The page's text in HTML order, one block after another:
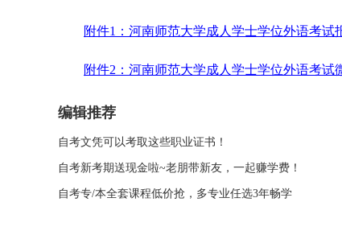
附件1：河南师范大学成人学士学位外语考试
附件2：河南师范大学成人学士学位外语考试
编辑推荐
自考文凭可以考取这些职业证书！
自考新考期送现金啦~老朋带新友，一起赚学费！
自考专/本全套课程低价抢，多专业任选3年畅学